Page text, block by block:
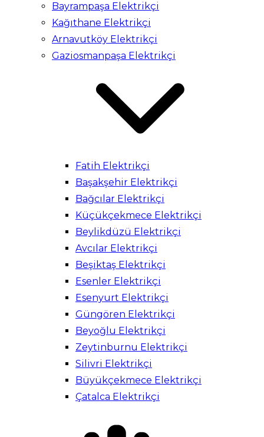
Bayrampaşa Elektrikçi
Kağıthane Elektrikçi
Arnavutköy Elektrikçi
Gaziosmanpaşa Elektrikçi
Fatih Elektrikçi
Başakşehir Elektrikçi
Bağcılar Elektrikçi
Küçükçekmece Elektrikçi
Beylikdüzü Elektrikçi
Avcılar Elektrikçi
Beşiktaş Elektrikçi
Esenler Elektrikçi
Esenyurt Elektrikçi
Güngören Elektrikçi
Beyoğlu Elektrikçi
Zeytinburnu Elektrikçi
Silivri Elektrikçi
Büyükçekmece Elektrikçi
Çatalca Elektrikçi